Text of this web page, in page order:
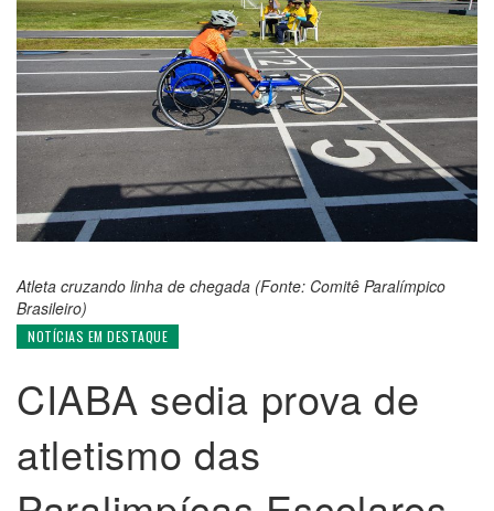
Atleta cruzando linha de chegada (Fonte: Comitê Paralímpico
Brasileiro)
NOTÍCIAS EM DESTAQUE
CIABA sedia prova de
atletismo das